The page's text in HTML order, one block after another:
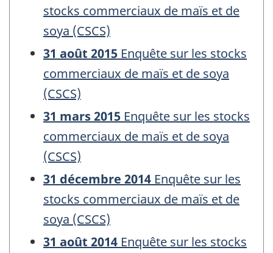
stocks commerciaux de maïs et de
soya (CSCS)
31 août 2015 Enquête sur les stocks
commerciaux de maïs et de soya
(CSCS)
31 mars 2015 Enquête sur les stocks
commerciaux de maïs et de soya
(CSCS)
31 décembre 2014 Enquête sur les
stocks commerciaux de maïs et de
soya (CSCS)
31 août 2014 Enquête sur les stocks